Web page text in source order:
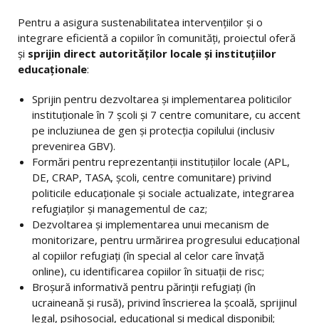
Pentru a asigura sustenabilitatea intervențiilor și o
integrare eficientă a copiilor în comunități, proiectul oferă
și sprijin direct autorităților locale și instituțiilor
educaționale:
Sprijin pentru dezvoltarea și implementarea politicilor
instituționale în 7 școli și 7 centre comunitare, cu accent
pe incluziunea de gen și protecția copilului (inclusiv
prevenirea GBV).
Formări pentru reprezentanții instituțiilor locale (APL,
DE, CRAP, TASA, școli, centre comunitare) privind
politicile educaționale și sociale actualizate, integrarea
refugiaților și managementul de caz;
Dezvoltarea și implementarea unui mecanism de
monitorizare, pentru urmărirea progresului educațional
al copiilor refugiați (în special al celor care învață
online), cu identificarea copiilor în situații de risc;
Broșură informativă pentru părinții refugiați (în
ucraineană și rusă), privind înscrierea la școală, sprijinul
legal, psihosocial, educațional și medical disponibil;